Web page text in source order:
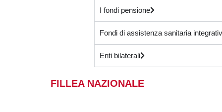
I fondi pensione
Fondi di assistenza sanitaria
Enti bilaterali
FILLEA NAZIONALE